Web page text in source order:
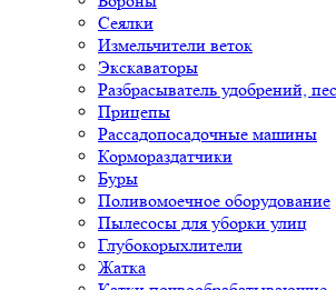
Сеялки
Измельчители веток
Экскаваторы
Разбрасыватель удобрений,
Прицепы
Рассадопосадочные машины
Кормораздатчики
Буры
Поливомоечное оборудование
Пылесосы для уборки улиц
Глубокорыхлители
Жатка